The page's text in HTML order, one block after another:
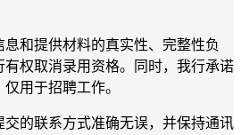
息和提供材料的真实性、完整性负
权取消录用资格。同时，我行承诺
用于招聘工作。
交的联系方式准确无误，并保持通讯